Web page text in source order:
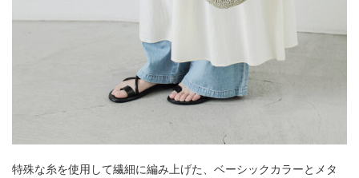
特殊な糸を使用して繊細に編み上げた、ベーシックカラーとメタ